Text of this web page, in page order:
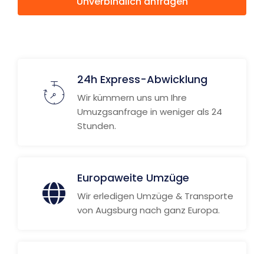
24h Express-Abwicklung
Wir kümmern uns um Ihre
Umuzgsanfrage in weniger als 24
Stunden.
Europaweite Umzüge
Wir erledigen Umzüge & Transporte
von Augsburg nach ganz Europa.